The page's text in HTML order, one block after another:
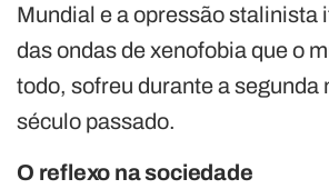
Mundial e a opressão stalinista
das ondas de xenofobia que o
todo, sofreu durante a segunda
século passado.
O reflexo na sociedade